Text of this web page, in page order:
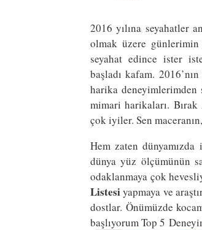
2016 yılına seyahatler
olmak üzere günlerimin
seyahat edince ister
başladı kafam.
harika
mimari harikaları.
çok iyiler. Sen
Hem zaten
dünya yüz ölçümünün
odaklanmaya çok
Listesiyapmaya ve
dostlar. Önümüzde
başlıyorum Top 5